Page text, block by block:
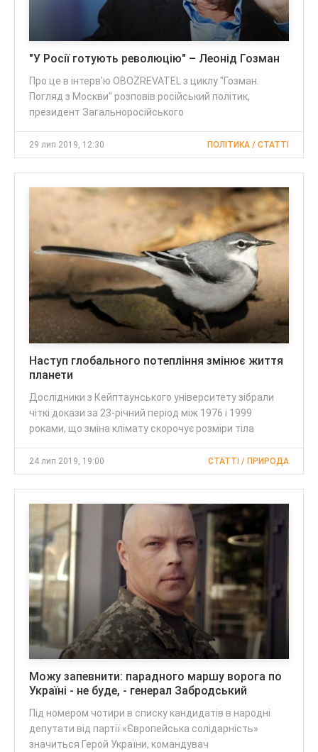
"У Росії готують революцію" – Леонід Гозман
Про це в інтерв'ю OBOZREVATEL з циклу "Гозман.
Погляд з Москви" розповів російський політик,
президент Загальноросійського
29 лип 2019, 12:30 ПОЛІТИКА / CТАТТІ
Наступ глобального потепління змінює життя
планети
Дослідники з Кейптаунського університету зібрали
чіткі докази за 23-річний період між 1976 і 1999
роками, що зміна клімату скорочує розміри тіла
24 лип 2019, 19:00 CТАТТІ / ПРИРОДА
Можу запевнити: парадного маршу ворога по
Україні - не буде, - генерал Забродський
Під номером чотири в списку кандидатів в народні
депутати від партії «Європейська солідарність»
значиться Герой України, командувач